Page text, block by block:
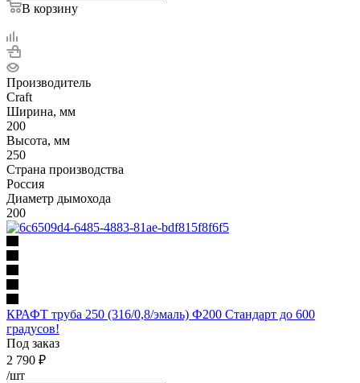
В корзину
Производитель
Craft
Ширина, мм
200
Высота, мм
250
Страна производства
Россия
Диаметр дымохода
200
КРАФТ труба 250 (316/0,8/эмаль) Ф200 Стандарт до 600
градусов!
Под заказ
2 790 ₽
/шт